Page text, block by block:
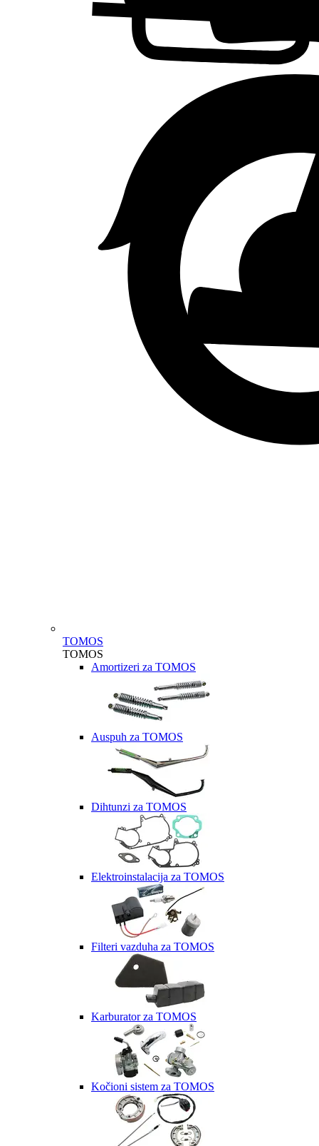
TOMOS
TOMOS
Amortizeri za TOMOS
Auspuh za TOMOS
Dihtunzi za TOMOS
Elektroinstalacija za TOMOS
Filteri vazduha za TOMOS
Karburator za TOMOS
Kočioni sistem za TOMOS